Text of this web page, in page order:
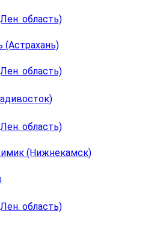
область)
(Астрахань)
область)
область)
(Нижнекамск)
область)